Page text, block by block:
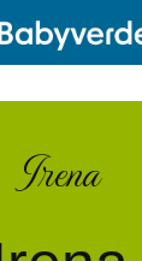
Irena